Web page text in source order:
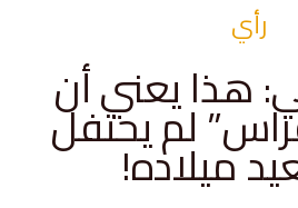
رأي
هذا يعني أن
لم يحتفل
ميلاده!